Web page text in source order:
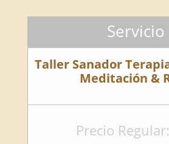
Servicio
Taller Sanador
Meditación &
Precio Regular: